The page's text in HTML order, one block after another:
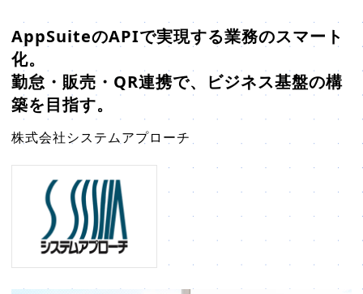
他社グループウェアからの乗換 hot!
ご利用環境について
クラウド版の動作環境
パッケージ版の動作環境
クラウド版連携ツール
パッケージ版連携ツール
パッケージ版ご購入の流れ
販売パートナー⼀覧
AppSuiteインテグレーター
AppSuiteのAPIで実現する業務のスマート
化。
勤怠・販売・QR連携で、ビジネス基盤の構
築を目指す。
株式会社システムアプローチ